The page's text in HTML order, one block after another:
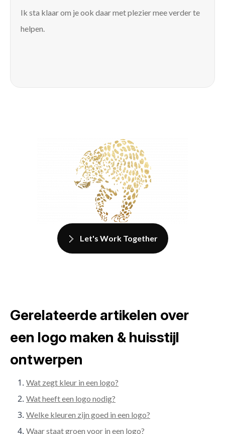
Ik sta klaar om je ook daar met plezier mee verder te
helpen.
Let's Work Together
Gerelateerde artikelen over
een logo maken & huisstijl
ontwerpen
Wat zegt kleur in een logo?
Wat heeft een logo nodig?
Welke kleuren zijn goed in een logo?
Waar staat groen voor in een logo?